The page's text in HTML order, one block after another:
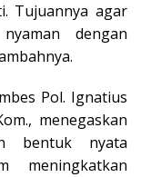
Tujuannya agar
dengan
Pol. Ignatius
menegaskan
bentuk nyata
meningkatkan